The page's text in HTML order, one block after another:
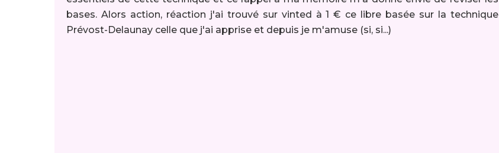
bases. Alors action, réaction j'ai trouvé sur vinted à 1 € ce libre basée sur la technique
Prévost-Delaunay celle que j'ai apprise et depuis je m'amuse (si, si...)